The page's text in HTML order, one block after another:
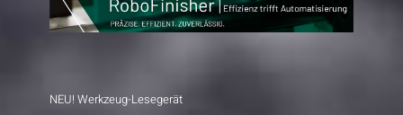
NEU! Werkzeug-Lesegerät